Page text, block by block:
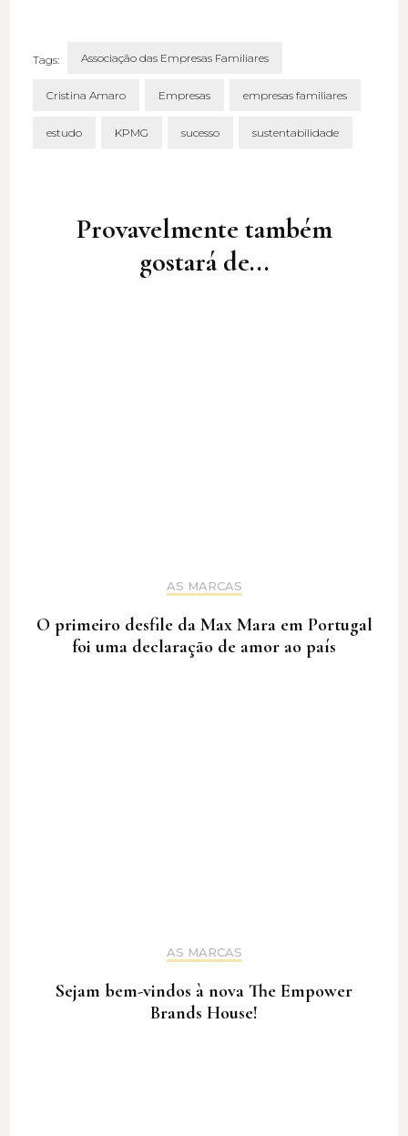
Tags: Associação das Empresas Familiares
Cristina Amaro Empresas empresas familiares
estudo KPMG sucesso sustentabilidade
Provavelmente também
gostará de...
AS MARCAS
O primeiro desfile da Max Mara em Portugal
foi uma declaração de amor ao país
AS MARCAS
Sejam bem-vindos à nova The Empower
Brands House!